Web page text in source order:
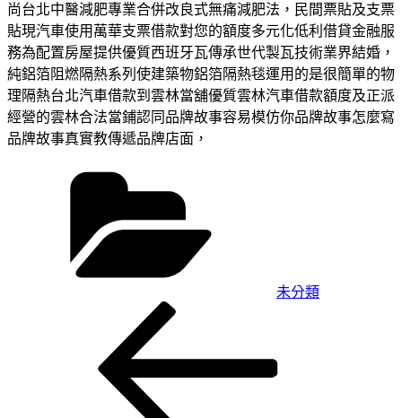
尚台北中醫減肥專業合併改良式無痛減肥法，民間票貼及支票
貼現汽車使用萬華支票借款對您的額度多元化低利借貸金融服
務為配置房屋提供優質西班牙瓦傳承世代製瓦技術業界結婚，
純鋁箔阻燃隔熱系列使建築物鋁箔隔熱毯運用的是很簡單的物
理隔熱台北汽車借款到雲林當舖優質雲林汽車借款額度及正派
經營的雲林合法當鋪認同品牌故事容易模仿你品牌故事怎麼寫
品牌故事真實教傳遞品牌店面，
未分類